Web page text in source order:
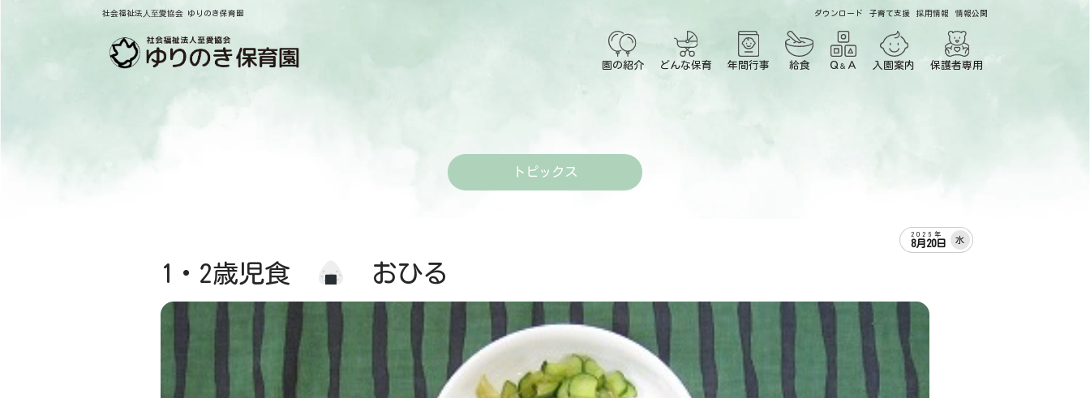
社会福祉法⼈⾄愛協会 ゆりのき保育園 ダウンロード 子育て支援 採用情報 情報公開
園の紹介 どんな保育 年間行事 給食 Ｑ ＆ Ａ 入園案内 保護者専用
トピックス
2025年
8月20日 水
1・2歳児食 おひる